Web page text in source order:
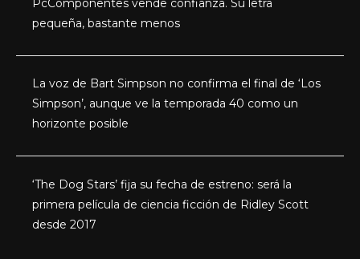
PcComponentes vende confianza. Su letra
pequeña, bastante menos
La voz de Bart Simpson no confirma el final de ‘Los
Simpson’, aunque ve la temporada 40 como un
horizonte posible
‘The Dog Stars’ fija su fecha de estreno: será la
primera película de ciencia ficción de Ridley Scott
desde 2017